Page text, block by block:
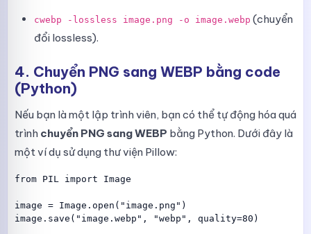
cwebp -lossless image.png -o image.webp (chuyển
đổi lossless).
4. Chuyển PNG sang WEBP bằng code
(Python)
Nếu bạn là một lập trình viên, bạn có thể tự động hóa quá
trình chuyển PNG sang WEBP bằng Python. Dưới đây là
một ví dụ sử dụng thư viện Pillow:
from PIL import Image
image = Image.open("image.png")